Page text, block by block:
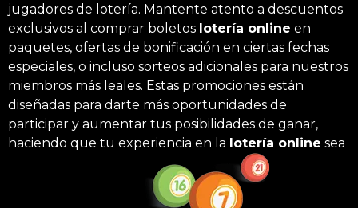
jugadores de lotería. Mantente atento a descuentos
exclusivos al comprar boletos lotería online en
paquetes, ofertas de bonificación en ciertas fechas
especiales, o incluso sorteos adicionales para nuestros
miembros más leales. Estas promociones están
diseñadas para darte más oportunidades de
participar y aumentar tus posibilidades de ganar,
haciendo que tu experiencia en la lotería online sea